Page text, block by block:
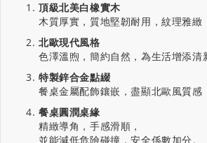
頂級北美白橡實木
木質厚實，質地堅韌耐用，紋理雅緻
北歐現代風格
色澤溫煦，簡約自然，為生活增添清
特製鋅合金點綴
餐桌金屬配飾鑲嵌，盡顯北歐風質感
餐桌圓潤桌緣
精緻導角，手感滑順，
並能減低危險碰撞，安全係數加分。